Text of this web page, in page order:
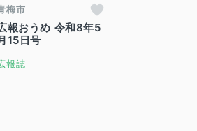
梅市
報おうめ 令和8年5
15日号
報誌